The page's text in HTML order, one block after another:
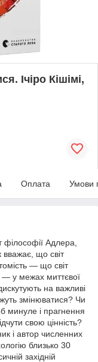
Ічіро Кішімі,
Оплата Умови
Адлера,
що світ
— що світ
— у межах миттєвої
на важливі
змінюватися? Чи
минуле і прагнення
свою цінність?
і автор численних
близько 30
західній